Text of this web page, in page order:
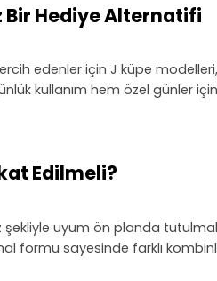
Bir Hediye Alternatifi
edenler için J küpe
kullanım hem özel günler
Edilmeli?
uyum ön planda
formu sayesinde farklı